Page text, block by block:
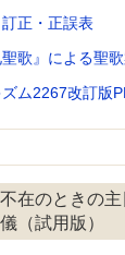
正・正誤表
聖歌』による聖
ム2267改訂版
在のときの
（試用版）